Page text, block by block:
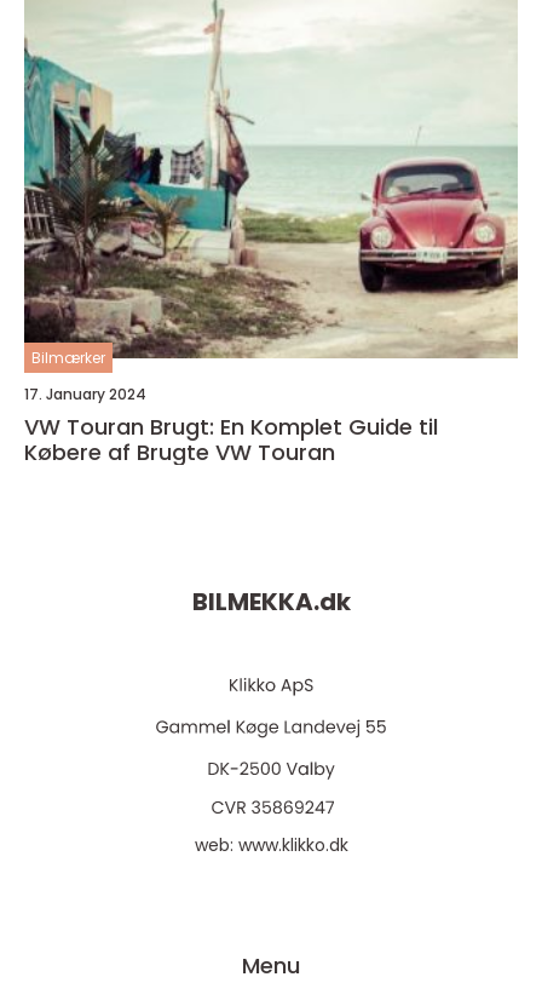
Bilmærker
17. January 2024
VW Touran Brugt: En Komplet Guide til
Købere af Brugte VW Touran
BILMEKKA.dk
web: www.klikko.dk
Menu